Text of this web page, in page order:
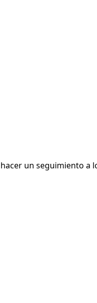
un seguimiento a